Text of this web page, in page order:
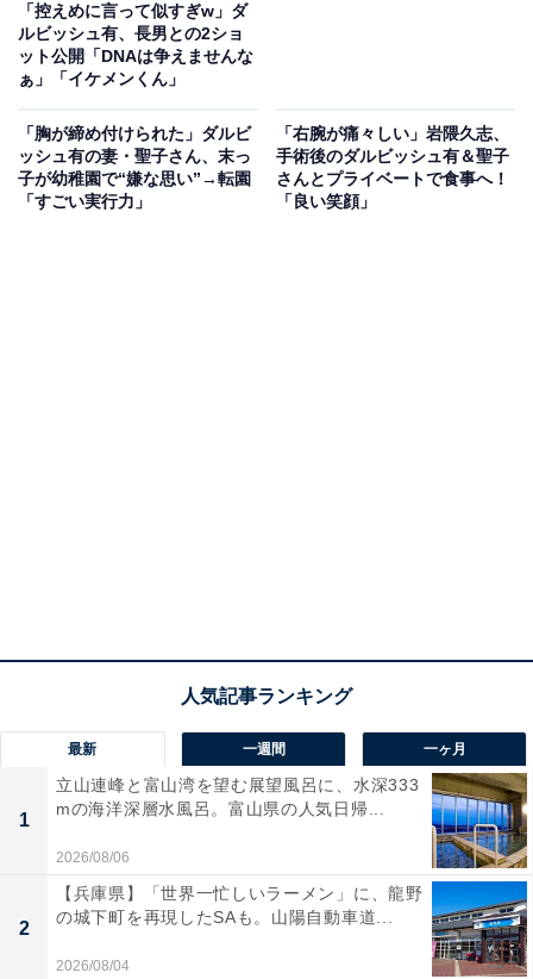
「控えめに言って似すぎw」ダ
ルビッシュ有、長男との2ショ
ット公開「DNAは争えませんな
ぁ」「イケメンくん」
「胸が締め付けられた」ダルビ
ッシュ有の妻・聖子さん、末っ
子が幼稚園で“嫌な思い”→転園
「すごい実行力」
「右腕が痛々しい」岩隈久志、
手術後のダルビッシュ有＆聖子
さんとプライベートで食事へ！
「良い笑顔」
最新 一週間 一ヶ月
1
立山連峰と富山湾を望む展望風呂に、水深333
mの海洋深層水風呂。富山県の人気日帰...
2026/08/06
2
【兵庫県】「世界一忙しいラーメン」に、龍野
の城下町を再現したSAも。山陽自動車道...
2026/08/04